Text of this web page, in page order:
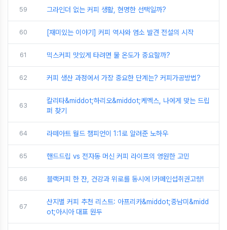
59 그라인더 없는 커피 생활, 현명한 선택일까?
60 [재미있는 이야기] 커피 역사와 염소 발견 전설의 시작
61 믹스커피 맛있게 타려면 물 온도가 중요할까?
62 커피 생산 과정에서 가장 중요한 단계는? 커피가공방법?
63
칼리타&middot;하리오&middot;케멕스, 나에게 맞는 드립
퍼 찾기
64 라떼아트 월드 챔피언이 1:1로 알려준 노하우
65 핸드드립 vs 전자동 머신 커피 라이프의 영원한 고민
66 블랙커피 한 잔, 건강과 위로를 동시에 !카페인섭취권고량!
67
산지별 커피 추천 리스트: 아프리카&middot;중남미&midd
ot;아시아 대표 원두